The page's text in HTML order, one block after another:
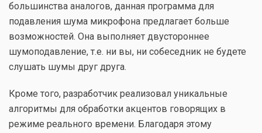
большинства аналогов, данная программа для
подавления шума микрофона предлагает больше
возможностей. Она выполняет двустороннее
шумоподавление, т.е. ни вы, ни собеседник не будете
слушать шумы друг друга.
Кроме того, разработчик реализовал уникальные
алгоритмы для обработки акцентов говорящих в
режиме реального времени. Благодаря этому